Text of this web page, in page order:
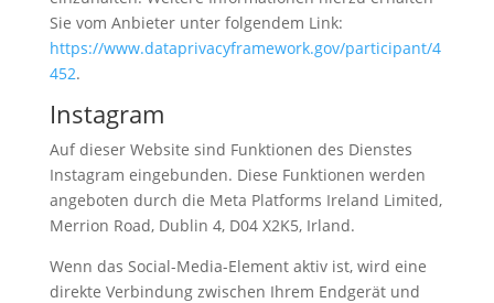
Sie vom Anbieter unter folgendem Link:
https://www.dataprivacyframework.gov/participant/4
452.
Instagram
Auf dieser Website sind Funktionen des Dienstes
Instagram eingebunden. Diese Funktionen werden
angeboten durch die Meta Platforms Ireland Limited,
Merrion Road, Dublin 4, D04 X2K5, Irland.
Wenn das Social-Media-Element aktiv ist, wird eine
direkte Verbindung zwischen Ihrem Endgerät und